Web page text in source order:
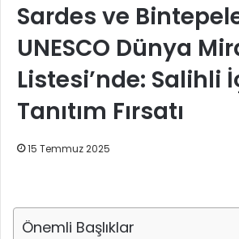
Sardes ve
UNESCO Dünya
Listesi’nde: Salihli
Tanıtım Fırsatı
15 Temmuz 2025
Önemli Başlıklar